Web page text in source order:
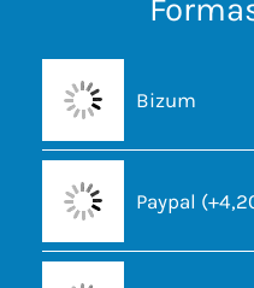
Bizum
Paypal